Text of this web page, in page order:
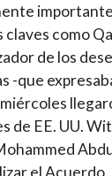
como
de los
-que
de EE. UU.
el Acuerdo.